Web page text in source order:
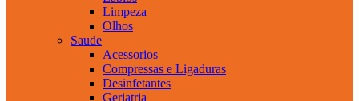
Limpeza
Olhos
Saude
Acessorios
Compressas e Ligaduras
Desinfetantes
Geriatria